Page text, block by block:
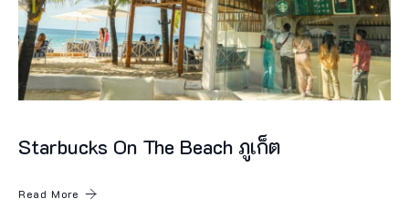
Starbucks On The Beach ภูเก็ต
Read More